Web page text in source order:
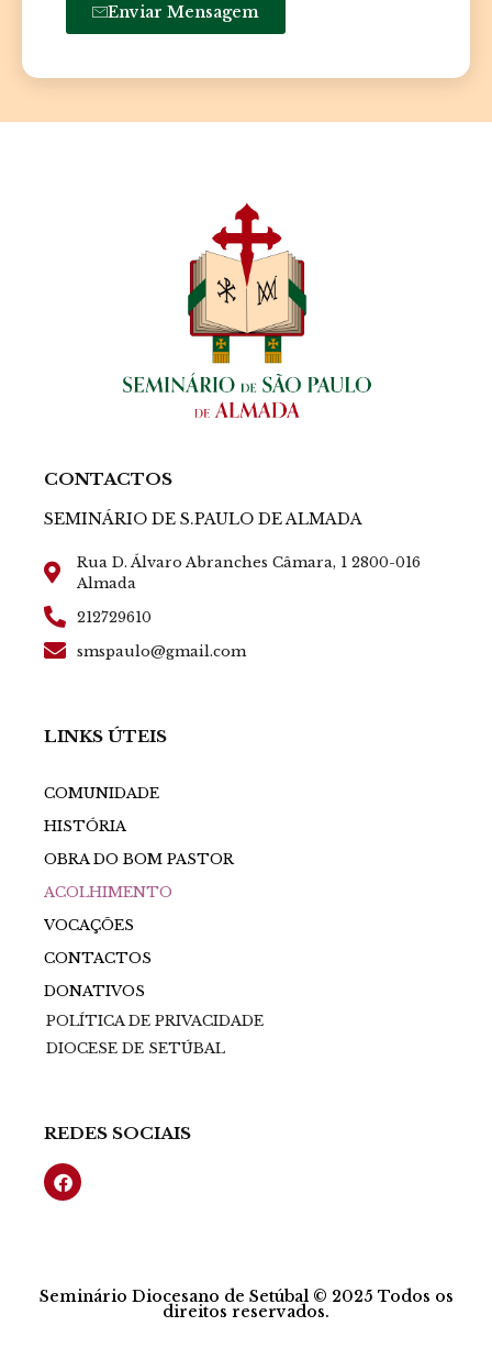
Enviar Mensagem
CONTACTOS
SEMINÁRIO DE S.PAULO DE ALMADA
Rua D. Álvaro Abranches Câmara, 1 2800-016
Almada
212729610
smspaulo@gmail.com
LINKS ÚTEIS
COMUNIDADE
HISTÓRIA
OBRA DO BOM PASTOR
ACOLHIMENTO
VOCAÇÕES
CONTACTOS
DONATIVOS
POLÍTICA DE PRIVACIDADE
DIOCESE DE SETÚBAL
REDES SOCIAIS
Seminário Diocesano de Setúbal © 2025 Todos os
direitos reservados.